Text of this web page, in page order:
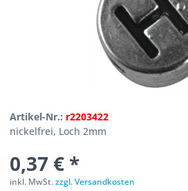
Artikel-Nr.: r2203422
nickelfrei, Loch 2mm
0,37 € *
inkl. MwSt.zzgl. Versandkosten